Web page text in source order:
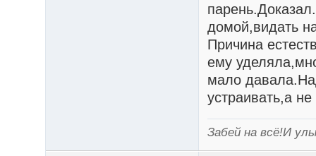
домой,видать
Причина
ему
мало
устраивать,а
Забей на всё!И